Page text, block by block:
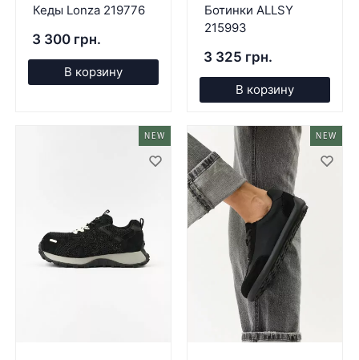
Кеды Lonza 219776
3 300 грн.
В корзину
Ботинки ALLSY
215993
3 325 грн.
В корзину
NEW NEW